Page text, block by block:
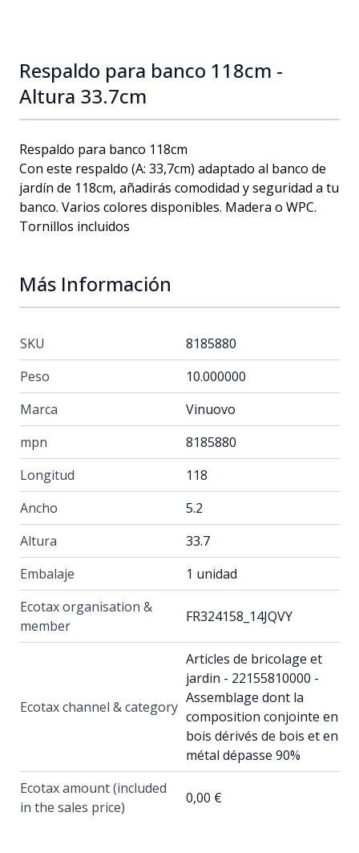
Respaldo para banco 118cm -
Altura 33.7cm
Respaldo para banco 118cm
Con este respaldo (A: 33,7cm) adaptado al banco de
jardín de 118cm, añadirás comodidad y seguridad a tu
banco. Varios colores disponibles. Madera o WPC.
Tornillos incluidos
Más Información
SKU
8185880
Peso
10.000000
Marca
Vinuovo
mpn
8185880
Longitud
118
Ancho
5.2
Altura
33.7
Embalaje
1 unidad
Ecotax organisation &
member
FR324158_14JQVY
Ecotax channel & category
Articles de bricolage et
jardin - 22155810000 -
Assemblage dont la
composition conjointe en
bois dérivés de bois et en
métal dépasse 90%
Ecotax amount (included
in the sales price)
0,00 €